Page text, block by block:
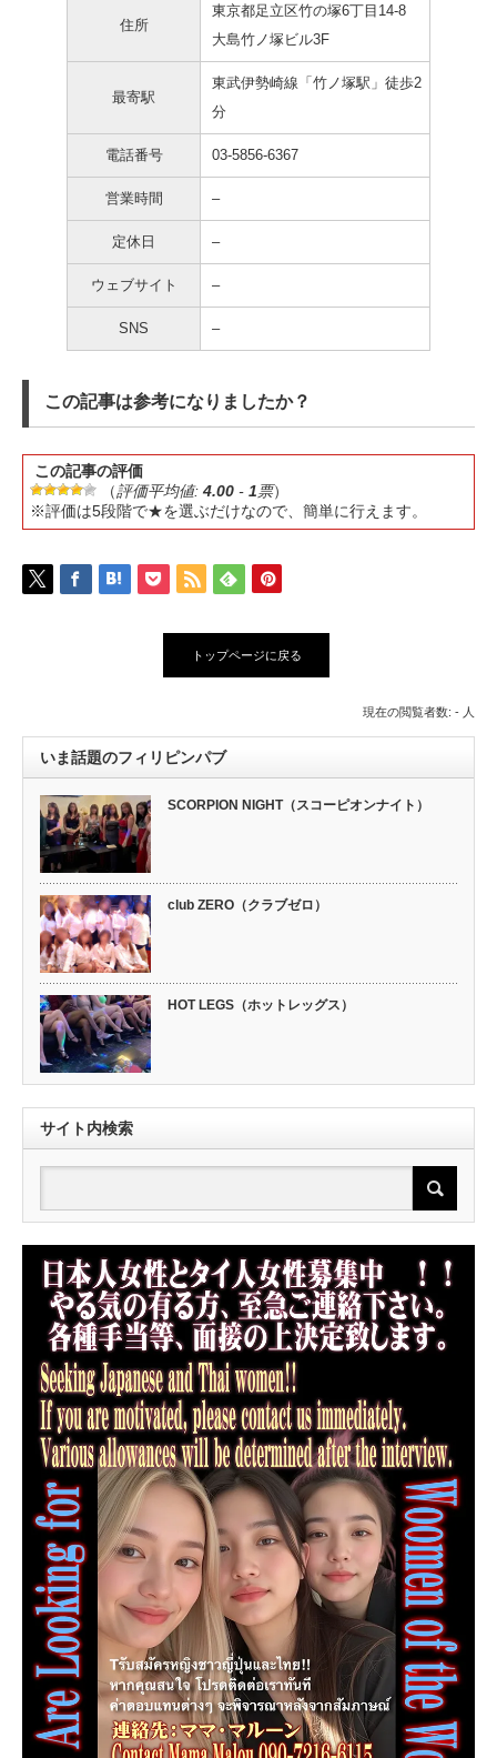
住所
東京都足立区竹の塚6丁目14-8
大島竹ノ塚ビル3F
最寄駅
東武伊勢崎線「竹ノ塚駅」徒歩2
分
電話番号 03-5856-6367
営業時間 –
定休日 –
ウェブサイト –
SNS –
この記事は参考になりましたか？
この記事の評価
（評価平均値: 4.00 - 1票）
※評価は5段階で★を選ぶだけなので、簡単に行えます。
トップページに戻る
現在の閲覧者数: - 人
いま話題のフィリピンパブ
SCORPION NIGHT（スコーピオンナイト）
club ZERO（クラブゼロ）
HOT LEGS（ホットレッグス）
サイト内検索